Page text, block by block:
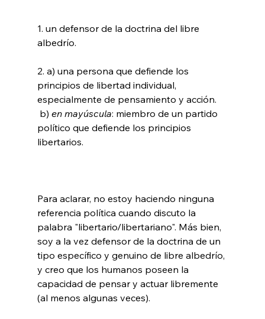
1. un defensor de la doctrina del libre
albedrío.
2. a) una persona que defiende los
principios de libertad individual,
b) en mayúscula: miembro de un partido
político que defiende los principios
libertarios.
Para aclarar, no estoy haciendo ninguna
referencia política cuando discuto la
palabra "libertario/libertariano". Más bien,
soy a la vez defensor de la doctrina de un
tipo específico y genuino de libre albedrío,
y creo que los humanos poseen la
capacidad de pensar y actuar libremente
(al menos algunas veces).